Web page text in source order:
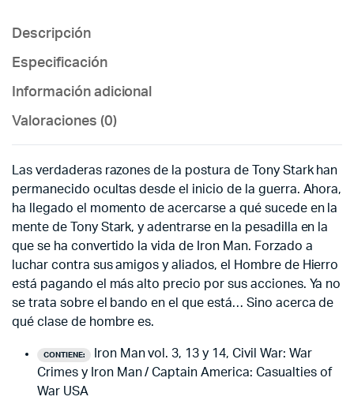
Descripción
Especificación
Información adicional
Valoraciones (0)
Las verdaderas razones de la postura de Tony Stark han
permanecido ocultas desde el inicio de la guerra. Ahora,
ha llegado el momento de acercarse a qué sucede en la
mente de Tony Stark, y adentrarse en la pesadilla en la
que se ha convertido la vida de Iron Man. Forzado a
luchar contra sus amigos y aliados, el Hombre de Hierro
está pagando el más alto precio por sus acciones. Ya no
se trata sobre el bando en el que está… Sino acerca de
qué clase de hombre es.
CONTIENE:
Iron Man vol. 3, 13 y 14, Civil War: War
Crimes y Iron Man / Captain America: Casualties of
War USA